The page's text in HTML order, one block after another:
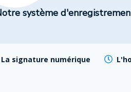
système
La signature numérique